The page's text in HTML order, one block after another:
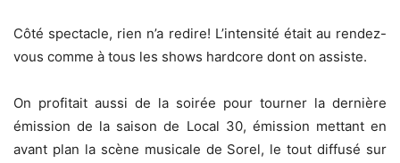
Côté spectacle, rien n’a redire! L’intensité était au rendez-
vous comme à tous les shows hardcore dont on assiste.
On profitait aussi de la soirée pour tourner la dernière
émission de la saison de Local 30, émission mettant en
avant plan la scène musicale de Sorel, le tout diffusé sur